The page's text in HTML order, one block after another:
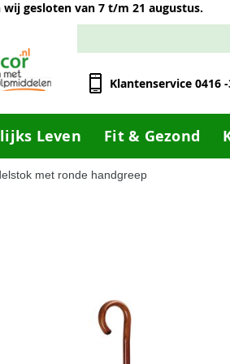
gesloten van 7 t/m 21 augustus.
Klantenservice 0416
Leven Fit & Gezond
met ronde handgreep